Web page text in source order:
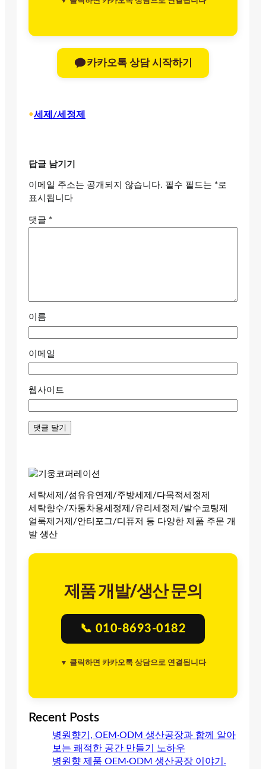
카카오톡 상담 시작하기
•세제/세정제
답글 남기기
이메일 주소는 공개되지 않습니다. 필수 필드는 *로
표시됩니다
댓글 *
이름
이메일
웹사이트
세탁세제/섬유유연제/주방세제/다목적세정제
세탁향수/자동차용세정제/유리세정제/발수코팅제
얼룩제거제/안티포그/디퓨저 등 다양한 제품 주문 개
발 생산
제품 개발/생산 문의
📞 010-8693-0182
▼ 클릭하면 카카오톡 상담으로 연결됩니다
Recent Posts
병원향기, OEM·ODM 생산공장과 함께 알아
보는 쾌적한 공간 만들기 노하우
병원향 제품 OEM·ODM 생산공장 이야기.